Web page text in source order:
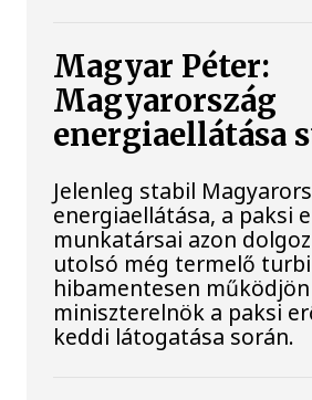
Magyar Péter:
Magyarország
energiaellátása
Jelenleg stabil
energiaellátása, a paksi
munkatársai azon
utolsó még termelő
hibamentesen
miniszterelnök a paksi
keddi látogatása során.